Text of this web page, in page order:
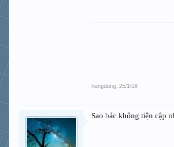
hungdung 25/1/18
Sao bác không tiện cập